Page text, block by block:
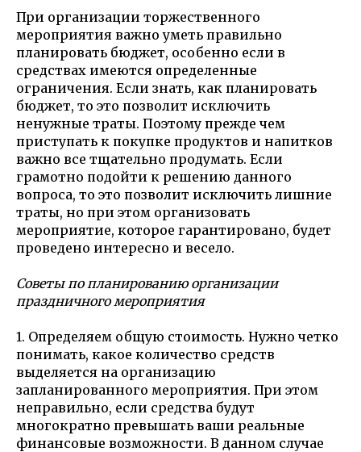
При организации торжественного
мероприятия важно уметь правильно
планировать бюджет, особенно если в
средствах имеются определенные
ограничения. Если знать, как планировать
бюджет, то это позволит исключить
ненужные траты. Поэтому прежде чем
приступать к покупке продуктов и напитков
важно все тщательно продумать. Если
грамотно подойти к решению данного
вопроса, то это позволит исключить лишние
траты, но при этом организовать
мероприятие, которое гарантировано, будет
проведено интересно и весело.
Советы по планированию организации
праздничного мероприятия
1. Определяем общую стоимость. Нужно четко
понимать, какое количество средств
выделяется на организацию
запланированного мероприятия. При этом
неправильно, если средства будут
многократно превышать ваши реальные
финансовые возможности. В данном случае